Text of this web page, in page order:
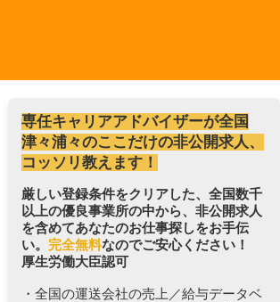
専任キャリアアドバイザーが全国
津々浦々のここだけの非公開求人、
コッソリ教えます！
厳しい登録条件をクリアした、全国数千
以上の優良事業所の中から、非公開求人
を含めてあなたのお仕事探しをお手伝
い。 完全無料なのでご安心ください！
厚生労働大臣認可
・全国の運送会社の売上／給与データベ